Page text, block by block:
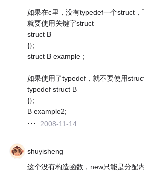
如果在c里，没有typedef一个struct
就要使用关键字struct
struct B
{};
struct B example；
如果使用了typedef，就不要使用
typedef struct B
{};
B example2;
2008-11-14
shuyisheng
这个没有构造函数，new只能是分配